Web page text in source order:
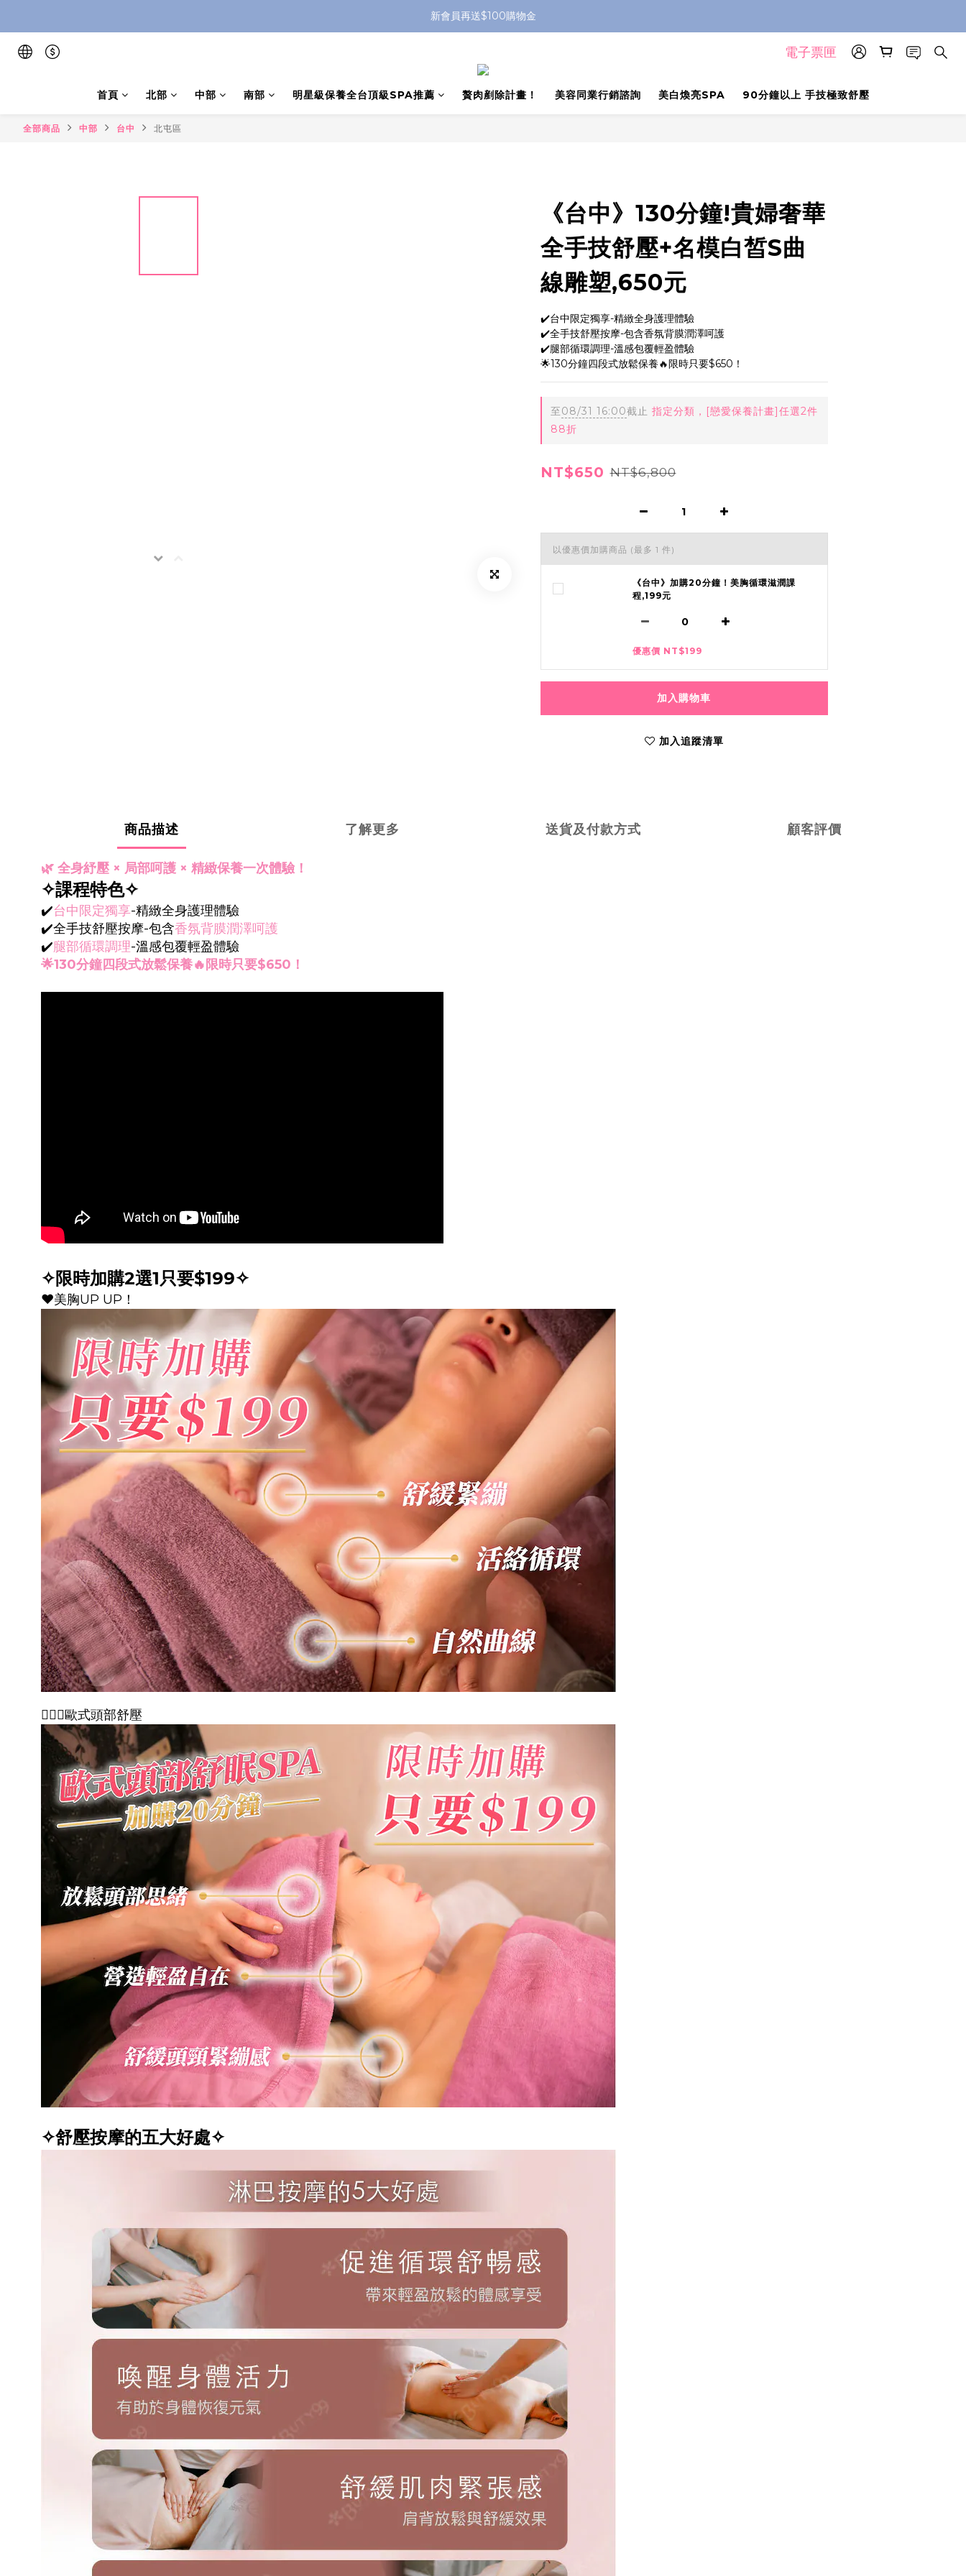
新會員再送$100購物金
電子票匣
首頁 北部 中部 南部 明星級保養全台頂級SPA推薦 贅肉剷除計畫！ 美容同業行銷諮詢 美白煥亮SPA 90分鐘以上 手技極致舒壓
全部商品 中部 台中 北屯區
《台中》130分鐘!貴婦奢華
全手技舒壓+名模白皙S曲
線雕塑,650元
✔️台中限定獨享-精緻全身護理體驗
✔️全手技舒壓按摩-包含香氛背膜潤澤呵護
✔️腿部循環調理-溫感包覆輕盈體驗
🌟130分鐘四段式放鬆保養🔥限時只要$650！
至08/31 16:00截止 指定分類，[戀愛保養計畫]任選2件
88折
NT$650 NT$6,800
以優惠價加購商品 (最多 1 件)
《台中》加購20分鐘！美胸循環滋潤課
程,199元
優惠價 NT$199
加入購物車
加入追蹤清單
商品描述 了解更多 送貨及付款方式 顧客評價
🌿 全身紓壓 × 局部呵護 × 精緻保養一次體驗！
✧課程特色✧
✔️台中限定獨享-精緻全身護理體驗
✔️全手技舒壓按摩-包含香氛背膜潤澤呵護
✔️腿部循環調理-溫感包覆輕盈體驗
🌟130分鐘四段式放鬆保養🔥限時只要$650！
✧限時加購2選1只要$199✧
❤️美胸UP UP！
💆🏻‍♀️歐式頭部舒壓
✧舒壓按摩的五大好處✧